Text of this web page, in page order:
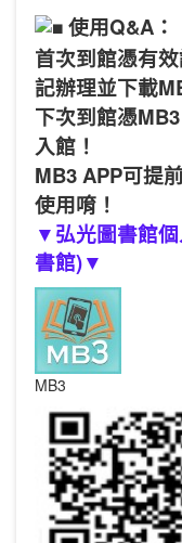
使用Q&A：
首次到館憑有
記辦理並下載
下次到館憑
入館！
MB3 APP可提
使用唷！
▼弘光圖書館
書館)▼
MB3